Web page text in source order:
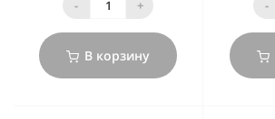
- +
В корзину
-